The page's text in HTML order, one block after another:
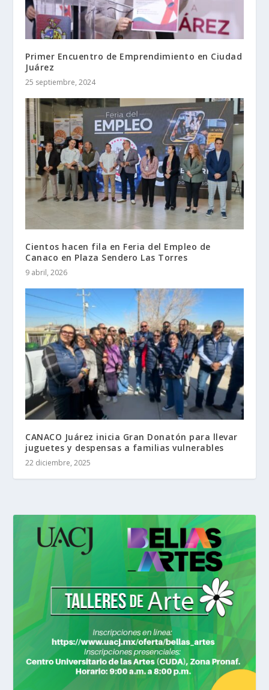
Primer Encuentro de Emprendimiento en Ciudad
Juárez
25 septiembre, 2024
Cientos hacen fila en Feria del Empleo de
Canaco en Plaza Sendero Las Torres
9 abril, 2026
CANACO Juárez inicia Gran Donatón para llevar
juguetes y despensas a familias vulnerables
22 diciembre, 2025